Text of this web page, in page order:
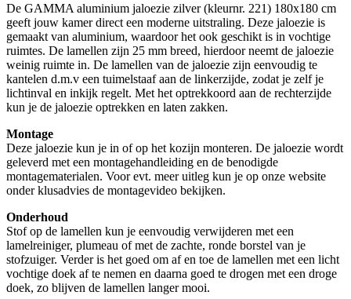
De GAMMA aluminium jaloezie zilver (kleurnr. 221) 180x180 cm
geeft jouw kamer direct een moderne uitstraling. Deze jaloezie is
gemaakt van aluminium, waardoor het ook geschikt is in vochtige
ruimtes. De lamellen zijn 25 mm breed, hierdoor neemt de jaloezie
weinig ruimte in. De lamellen van de jaloezie zijn eenvoudig te
kantelen d.m.v een tuimelstaaf aan de linkerzijde, zodat je zelf je
lichtinval en inkijk regelt. Met het optrekkoord aan de rechterzijde
kun je de jaloezie optrekken en laten zakken.
Montage
Deze jaloezie kun je in of op het kozijn monteren. De jaloezie wordt
geleverd met een montagehandleiding en de benodigde
montagematerialen. Voor evt. meer uitleg kun je op onze website
onder klusadvies de montagevideo bekijken.
Onderhoud
Stof op de lamellen kun je eenvoudig verwijderen met een
lamelreiniger, plumeau of met de zachte, ronde borstel van je
stofzuiger. Verder is het goed om af en toe de lamellen met een licht
vochtige doek af te nemen en daarna goed te drogen met een droge
doek, zo blijven de lamellen langer mooi.